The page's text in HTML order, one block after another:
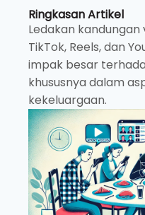
Ringkasan Artikel
Ledakan
TikTok, Reels, dan
impak besar
khususnya dalam
kekeluargaan.